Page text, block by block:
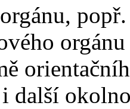
další